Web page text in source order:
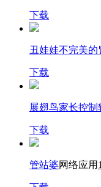
下载
丑娃娃不完美的
下载
展翅鸟家长控制
下载
管站婆网络应用